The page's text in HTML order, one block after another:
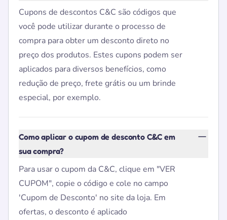
Cupons de descontos C&C são códigos que
você pode utilizar durante o processo de
compra para obter um desconto direto no
preço dos produtos. Estes cupons podem ser
aplicados para diversos benefícios, como
redução de preço, frete grátis ou um brinde
especial, por exemplo.
Como aplicar o cupom de desconto C&C em
sua compra?
Para usar o cupom da C&C, clique em "VER
CUPOM", copie o código e cole no campo
'Cupom de Desconto' no site da loja. Em
ofertas, o desconto é aplicado